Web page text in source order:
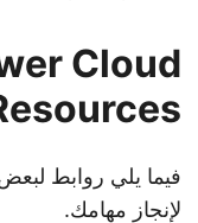
Cloud
فيما يلي روابط لبعض
لإنجاز مهامك.